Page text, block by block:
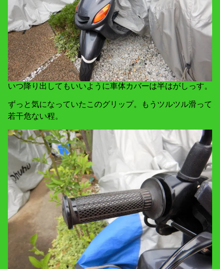
いつ降り出してもいいように車体カバーは半はがしっす。
ずっと気になっていたこのグリップ。もうツルツル滑って
若干危ない程。